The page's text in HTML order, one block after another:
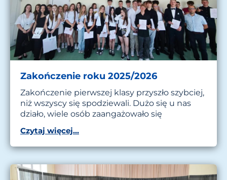
Zakończenie roku 2025/2026
Zakończenie pierwszej klasy przyszło szybciej,
niż wszyscy się spodziewali. Dużo się u nas
działo, wiele osób zaangażowało się
Czytaj więcej...